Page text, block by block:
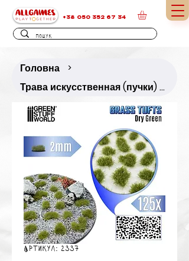
+38 050 352 67 34
Головна >
Трава искусственная (пучки) 2 мм, сухо-зеленая
Артикул: 2337